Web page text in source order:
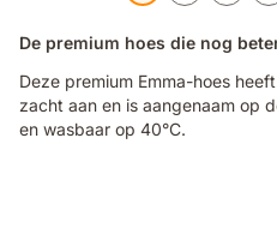
De premium hoes die nog
Deze premium Emma-hoes
zacht aan en is aangenaam op
en wasbaar op 40°C.